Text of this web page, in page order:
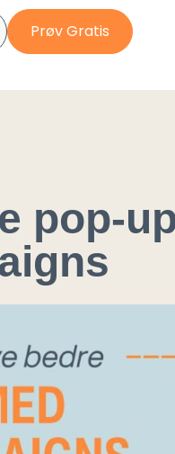
Prøv Gratis
pop-